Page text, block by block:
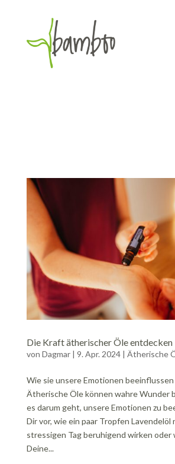
Die Kraft ätherischer Öle entdecken
von Dagmar| 9. Apr. 2024| Ätherische
Wie sie unsere Emotionen
Ätherische Öle können wahre Wunder
es darum geht, unsere Emotionen zu
Dir vor, wie ein paar Tropfen Lavendelöl
stressigen Tag beruhigend wirken
Deine...